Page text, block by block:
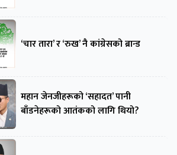
‘चार तारा’ र ‘रुख’ नै कांग्रेसको ब्रान्ड
महान जेनजीहरूको ‘सहादत’ पानी
बाँडनेहरूको आतंकको लागि थियो?